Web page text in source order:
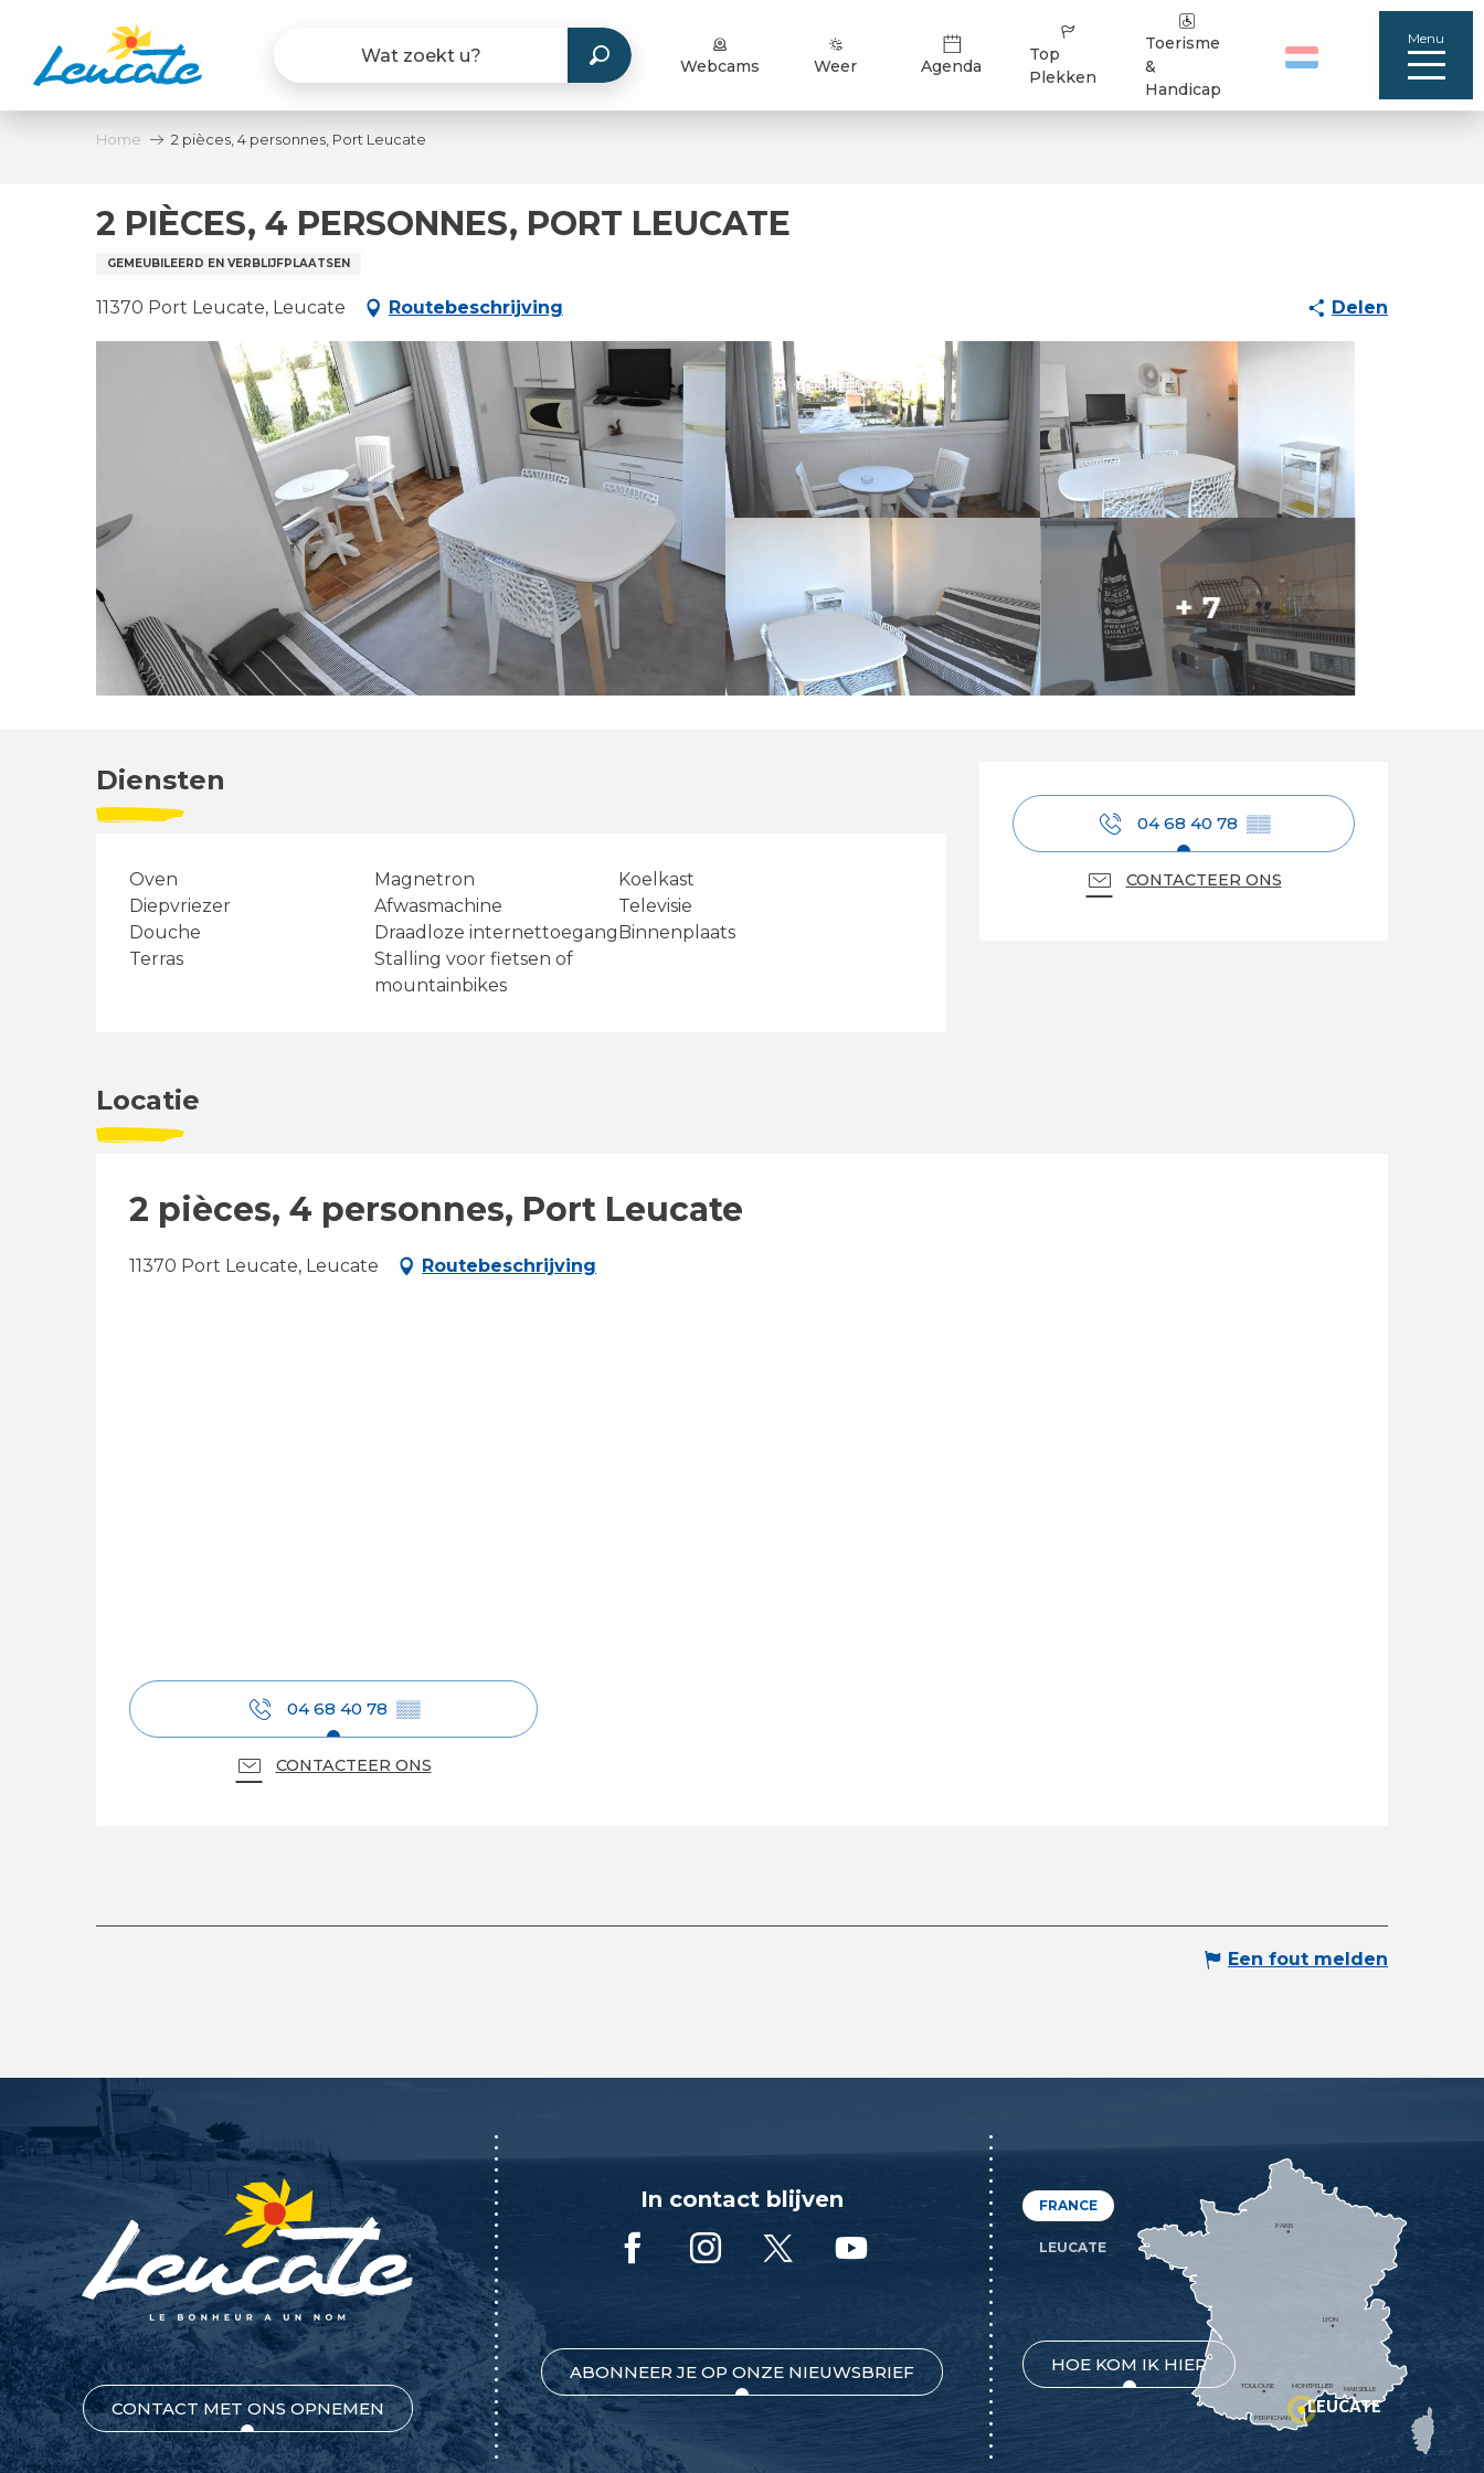
contenu
principal
Webcams Weer Agenda
Top
Plekken
Toerisme
&
Handicap
Menu
Home 2 pièces, 4 personnes, Port Leucate
2 PIÈCES, 4 PERSONNES, PORT LEUCATE
GEMEUBILEERD EN VERBLIJFPLAATSEN
11370 Port Leucate, Leucate Routebeschrijving Delen
+ 7
Openingstijden en
04 68 40 78 ▒▒
CONTACTEER ONS
Diensten
Oven Magnetron
Koelkast
Diepvriezer
Afwasmachine
Televisie
Douche
Draadloze internettoegangBinnenplaats
Terras
Stalling voor fietsen of
mountainbikes
Locatie
2 pièces, 4 personnes, Port Leucate
11370 Port Leucate, Leucate Routebeschrijving
04 68 40 78 ▒▒
CONTACTEER ONS
Een fout melden
CONTACT MET ONS OPNEMEN
In contact blijven
ABONNEER JE OP ONZE NIEUWSBRIEF
FRANCE
LEUCATE
HOE KOM IK HIER
MONTPELLIER
PERPIGNAN
MARSEILLE
TOULOUSE
LYON
PARIS
LEUCATE